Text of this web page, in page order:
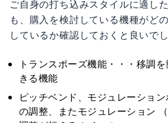
ご自身の打ち込みスタイルに適し
も、購入を検討している機種がど
しているか確認しておくと良いでし
トランスポーズ機能・・・移調
きる機能
ピッチベンド、モジュレーショ
の調整、またモジュレーション